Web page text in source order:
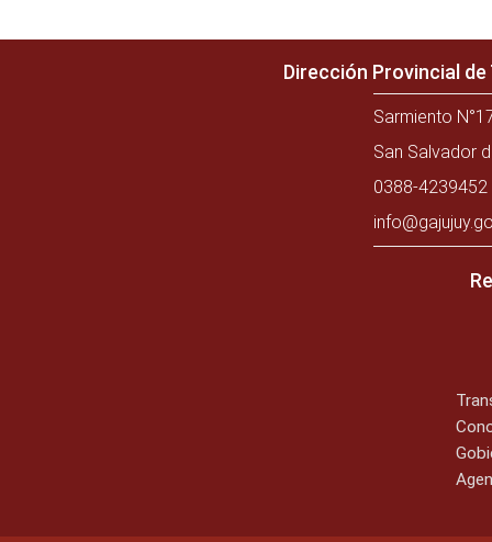
Dirección Provincial
Sarmiento
San Salvador
0388-